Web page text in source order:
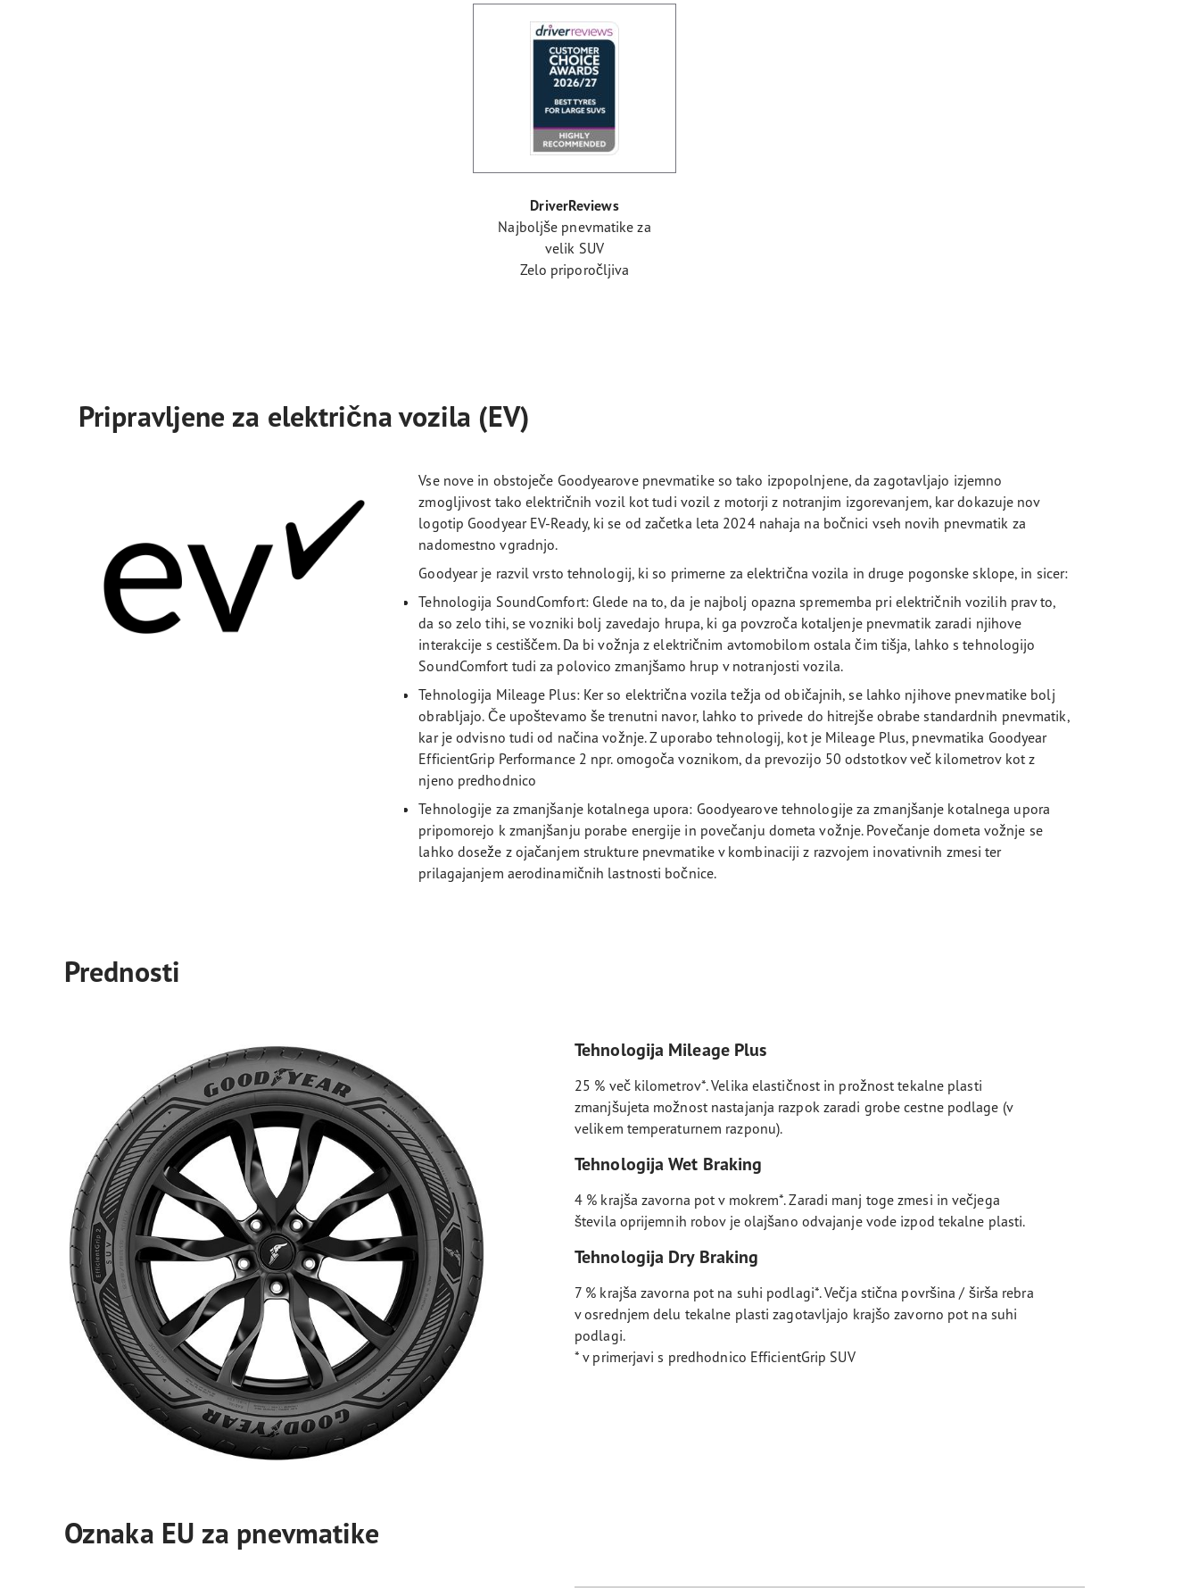
DriverReviews
Najboljše pnevmatike za
velik SUV
Zelo priporočljiva
Pripravljene za električna vozila (EV)
Vse nove in obstoječe Goodyearove pnevmatike so tako izpopolnjene, da zagotavljajo izjemno
zmogljivost tako električnih vozil kot tudi vozil z motorji z notranjim izgorevanjem, kar dokazuje nov
logotip Goodyear EV-Ready, ki se od začetka leta 2024 nahaja na bočnici vseh novih pnevmatik za
nadomestno vgradnjo.
Goodyear je razvil vrsto tehnologij, ki so primerne za električna vozila in druge pogonske sklope, in sicer:
Tehnologija SoundComfort: Glede na to, da je najbolj opazna sprememba pri električnih vozilih prav to,
da so zelo tihi, se vozniki bolj zavedajo hrupa, ki ga povzroča kotaljenje pnevmatik zaradi njihove
interakcije s cestiščem. Da bi vožnja z električnim avtomobilom ostala čim tišja, lahko s tehnologijo
SoundComfort tudi za polovico zmanjšamo hrup v notranjosti vozila.
Tehnologija Mileage Plus: Ker so električna vozila težja od običajnih, se lahko njihove pnevmatike bolj
obrabljajo. Če upoštevamo še trenutni navor, lahko to privede do hitrejše obrabe standardnih pnevmatik,
kar je odvisno tudi od načina vožnje. Z uporabo tehnologij, kot je Mileage Plus, pnevmatika Goodyear
EfficientGrip Performance 2 npr. omogoča voznikom, da prevozijo 50 odstotkov več kilometrov kot z
njeno predhodnico
Tehnologije za zmanjšanje kotalnega upora: Goodyearove tehnologije za zmanjšanje kotalnega upora
pripomorejo k zmanjšanju porabe energije in povečanju dometa vožnje. Povečanje dometa vožnje se
lahko doseže z ojačanjem strukture pnevmatike v kombinaciji z razvojem inovativnih zmesi ter
prilagajanjem aerodinamičnih lastnosti bočnice.
Prednosti
Tehnologija Mileage Plus
25 % več kilometrov*. Velika elastičnost in prožnost tekalne plasti
zmanjšujeta možnost nastajanja razpok zaradi grobe cestne podlage (v
velikem temperaturnem razponu).
Tehnologija Wet Braking
4 % krajša zavorna pot v mokrem*. Zaradi manj toge zmesi in večjega
števila oprijemnih robov je olajšano odvajanje vode izpod tekalne plasti.
Tehnologija Dry Braking
7 % krajša zavorna pot na suhi podlagi*. Večja stična površina / širša rebra
v osrednjem delu tekalne plasti zagotavljajo krajšo zavorno pot na suhi
podlagi.
* v primerjavi s predhodnico EfficientGrip SUV
Oznaka EU za pnevmatike